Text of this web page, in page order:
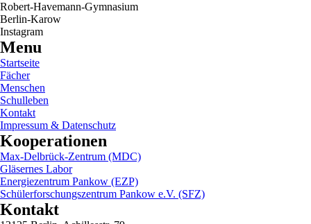
Robert-Havemann-Gymnasium
Berlin-Karow
Instagram
Menu
Startseite
Fächer
Menschen
Schulleben
Kontakt
Impressum & Datenschutz
Kooperationen
Max-Delbrück-Zentrum (MDC)
Gläsernes Labor
Energiezentrum Pankow (EZP)
Schülerforschungszentrum Pankow e.V. (SFZ)
Kontakt